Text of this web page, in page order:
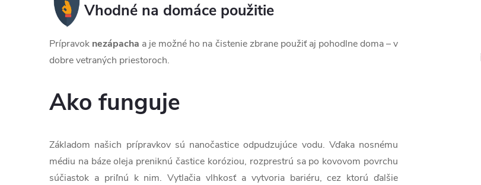
Vhodné na domáce použitie
Prípravok nezápacha a je možné ho na čistenie zbrane použiť aj pohodlne doma – v
dobre vetraných priestoroch.
Ako funguje
Základom našich prípravkov sú nanočastice odpudzujúce vodu. Vďaka nosnému
médiu na báze oleja preniknú častice koróziou, rozprestrú sa po kovovom povrchu
súčiastok a priľnú k nim. Vytlačia vlhkosť a vytvoria bariéru, cez ktorú ďalšie